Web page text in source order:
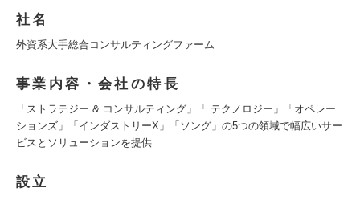
社名
外資系大手総合コンサルティングファーム
事業内容・会社の特長
「ストラテジー & コンサルティング」「 テクノロジー」「オペレー
ションズ」「インダストリーX」「ソング」の5つの領域で幅広いサー
ビスとソリューションを提供
設立